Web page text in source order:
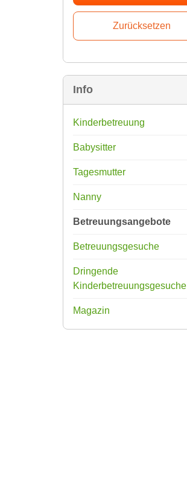
Info
Kinderbetreuung
Babysitter
Tagesmutter
Nanny
Betreuungsangebote
Betreuungsgesuche
Dringende
Kinderbetreuungsgesuche
Magazin